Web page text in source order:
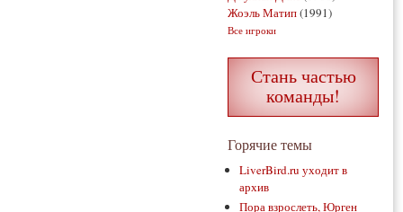
Жоэль Матип(1991)
Все игроки
Стань частью
команды!
Горячие темы
LiverBird.ru уходит в
архив
Пора взрослеть, Юрген